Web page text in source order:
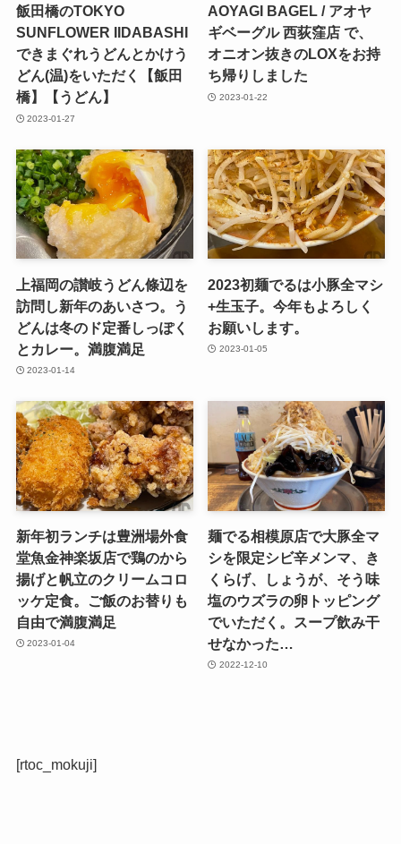
飯田橋のTOKYO
SUNFLOWER IIDABASHI
できまぐれうどんとかけう
どん(温)をいただく【飯田
橋】【うどん】
2023-01-27
AOYAGI BAGEL / アオヤ
ギベーグル 西荻窪店 で、
オニオン抜きのLOXをお持
ち帰りしました
2023-01-22
上福岡の讃岐うどん條辺を
訪問し新年のあいさつ。う
どんは冬のド定番しっぽく
とカレー。満腹満足
2023-01-14
2023初麺でるは小豚全マシ
+生玉子。今年もよろしく
お願いします。
2023-01-05
新年初ランチは豊洲場外食
堂魚金神楽坂店で鶏のから
揚げと帆立のクリームコロ
ッケ定食。ご飯のお替りも
自由で満腹満足
2023-01-04
麺でる相模原店で大豚全マ
シを限定シビ辛メンマ、き
くらげ、しょうが、そう味
塩のウズラの卵トッピング
でいただく。スープ飲み干
せなかった…
2022-12-10
[rtoc_mokuji]